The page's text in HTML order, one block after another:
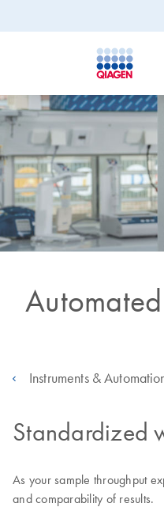
Instruments &
Standardized
As your sample throughput
and comparability of results.